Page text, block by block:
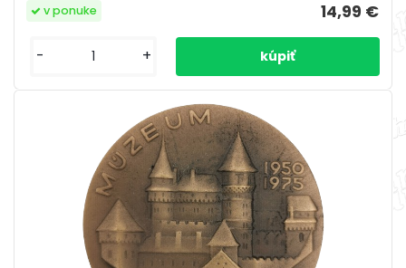
14,99 €
v ponuke
- +